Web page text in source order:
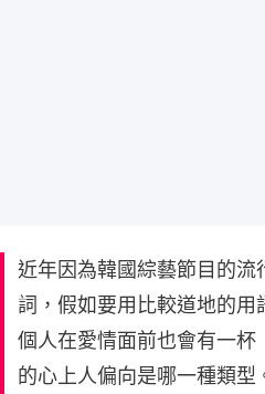
近年因為韓國綜藝節目的
詞，假如要用比較道地的
個人在愛情面前也會有一
的心上人偏向是哪一種類型